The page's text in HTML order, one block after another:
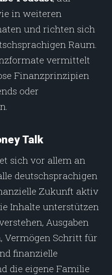
in weiteren
und richten sich
Raum.
vermittelt
Finanzprinzipien
oder
Talk
sich vor allem an
deutschsprachigen
Zukunft aktiv
Inhalte unterstützen
Ausgaben
Vermögen Schritt für
finanzielle
die eigene Familie